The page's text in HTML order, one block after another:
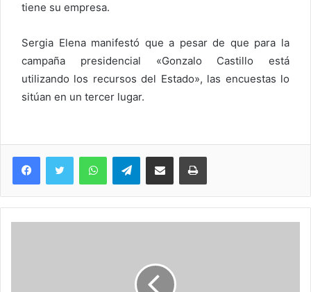
tiene su empresa.
Sergia Elena manifestó que a pesar de que para la
campaña presidencial «Gonzalo Castillo está
utilizando los recursos del Estado», las encuestas lo
sitúan en un tercer lugar.
WhatsAppTelegramCompartir via Email Imprimi